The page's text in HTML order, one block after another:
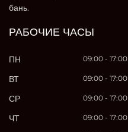
бань.
РАБОЧИЕ ЧАСЫ
ПН 09:00 - 17:00
ВТ 09:00 - 17:00
СР 09:00 - 17:00
ЧТ 09:00 - 17:00